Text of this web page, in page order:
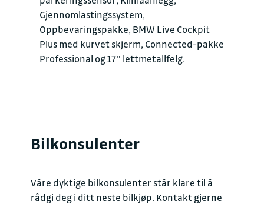
Gjennomlastingssystem,
Oppbevaringspakke, BMW Live Cockpit
Plus med kurvet skjerm, Connected-pakke
Professional og 17" lettmetallfelg.
Bilkonsulenter
Våre dyktige bilkonsulenter står klare til å
rådgi deg i ditt neste bilkjøp. Kontakt gjerne